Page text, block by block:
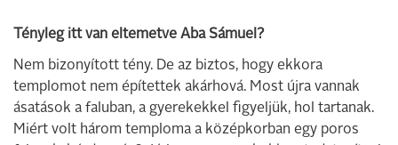
Tényleg itt van eltemetve Aba Sámuel?
Nem bizonyított tény. De az biztos, hogy ekkora
templomot nem építettek akárhová. Most újra vannak
ásatások a faluban, a gyerekekkel figyeljük, hol tartanak.
Miért volt három temploma a középkorban egy poros